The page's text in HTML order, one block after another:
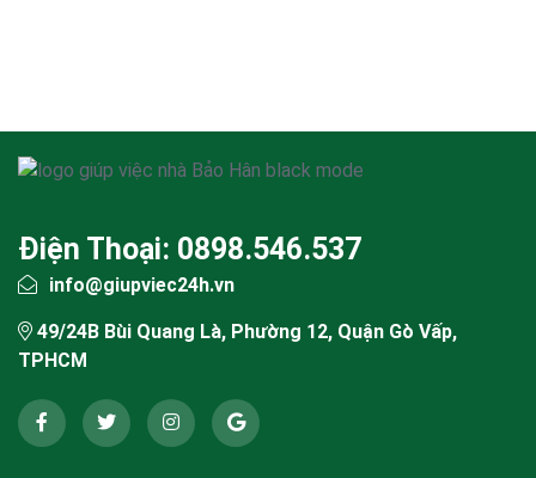
Điện Thoại: 0898.546.537
info@giupviec24h.vn
49/24B Bùi Quang Là, Phường 12, Quận Gò Vấp,
TPHCM